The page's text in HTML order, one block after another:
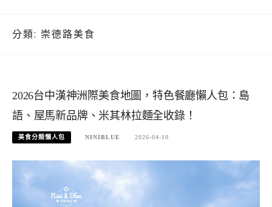
分類: 崇德路美食
2026台中漢神洲際美食地圖，特色餐廳懶人包：島
語、屋馬新品牌、米其林拉麵全收錄！
美食分類懶人包 NINIBLUE 2026-04-10